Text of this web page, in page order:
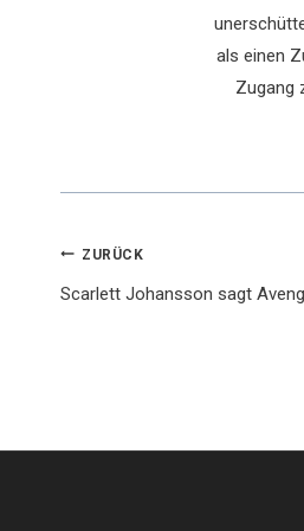
als einen
Zugang
ZURÜCK
Scarlett Johansson sagt